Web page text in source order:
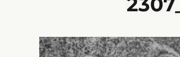
Andreas Trogisch